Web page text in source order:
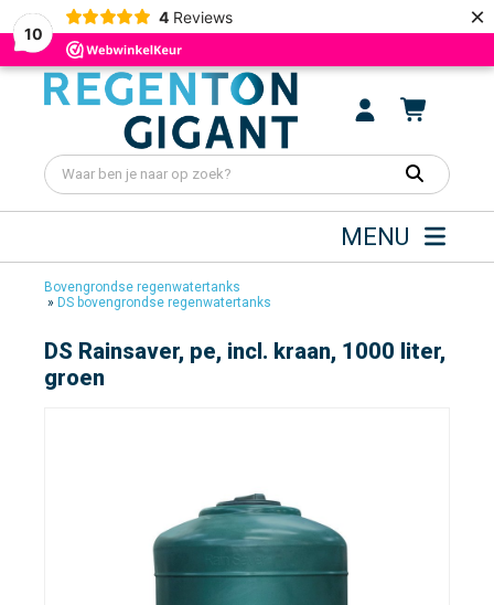
10
4 Reviews ×
MENU
Bovengrondse regenwatertanks
» DS bovengrondse regenwatertanks
DS Rainsaver, pe, incl. kraan, 1000 liter,
groen